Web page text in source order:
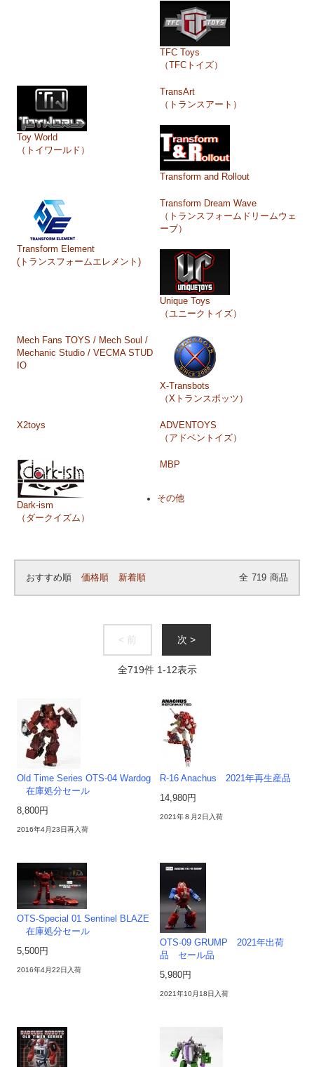
TFC Toys
（TFCトイズ）
Toy World
（トイワールド）
TransArt
（トランスアート）
Transform and Rollout
Transform Element
(トランスフォームエレメント)
Transform Dream Wave
（トランスフォームドリームウェ
ーブ）
Unique Toys
（ユニークトイズ）
Mech Fans TOYS / Mech Soul /
Mechanic Studio / VECMA STUD
IO
X-Transbots
（Xトランスボッツ）
X2toys
ADVENTOYS
（アドベントイズ）
Dark-ism
（ダークイズム）
MBP
その他
おすすめ順 価格順 新着順 全 719 商品
< 前 次 >
全719件 1-12表示
Old Time Series OTS-04 Wardog
在庫処分セール
8,800円
2016年4月23日再入荷
R-16 Anachus 2021年再生産品
14,980円
2021年８月2日入荷
OTS-Special 01 Sentinel BLAZE
在庫処分セール
5,500円
2016年4月22日入荷
OTS-09 GRUMP 2021年出荷
品 セール品
5,980円
2021年10月18日入荷